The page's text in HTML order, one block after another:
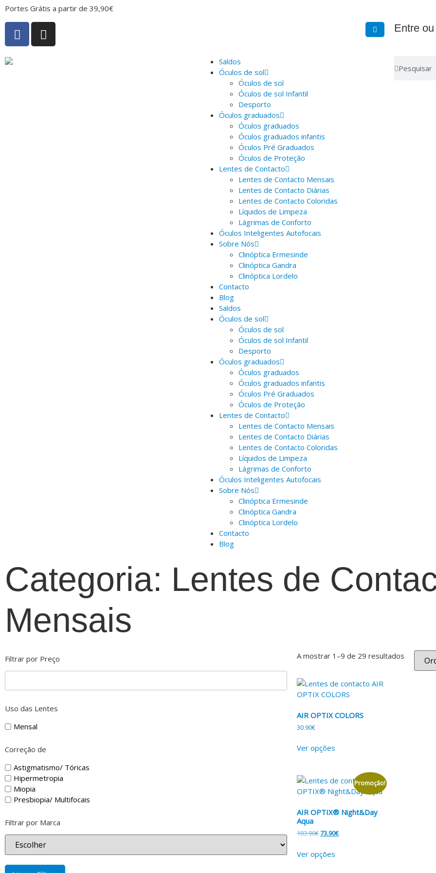
Portes Grátis a partir de 39,90€
Entre
Saldos
Óculos de sol
Óculos de sol
Óculos de sol Infantil
Desporto
Óculos graduados
Óculos graduados
Óculos graduados infantis
Óculos Pré Graduados
Óculos de Proteção
Lentes de Contacto
Lentes de Contacto Mensais
Lentes de Contacto Diárias
Lentes de Contacto Coloridas
Líquidos de Limpeza
Lágrimas de Conforto
Óculos Inteligentes Autofocais
Sobre Nós
Clinóptica Ermesinde
Clinóptica Gandra
Clinóptica Lordelo
Contacto
Blog
Saldos
Óculos de sol
Óculos de sol
Óculos de sol Infantil
Desporto
Óculos graduados
Óculos graduados
Óculos graduados infantis
Óculos Pré Graduados
Óculos de Proteção
Lentes de Contacto
Lentes de Contacto Mensais
Lentes de Contacto Diárias
Lentes de Contacto Coloridas
Líquidos de Limpeza
Lágrimas de Conforto
Óculos Inteligentes Autofocais
Sobre Nós
Clinóptica Ermesinde
Clinóptica Gandra
Clinóptica Lordelo
Contacto
Blog
Categoria: Lentes de
Mensais
Filtrar por Preço
Uso das Lentes
Mensal
Correção de
Astigmatismo/ Tóricas
Hipermetropia
Miopia
Presbiopia/ Multifocais
Filtrar por Marca
A mostrar 1–9 de 29 resultados
AIR OPTIX COLORS
30.90€
Ver opções
Promoção!
AIR OPTIX® Night&Day
Aqua
103.90€73.90€
Ver opções